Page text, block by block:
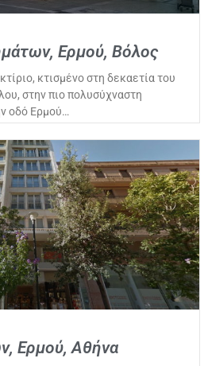
Ερμού, Βόλος
κτισμένο στη δεκαετία του
στην πιο πολυσύχναστη
οδό Ερμού…
Ερμού, Αθήνα